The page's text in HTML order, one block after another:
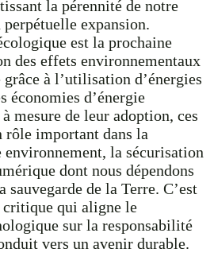
la pérennité de notre
expansion.
est la prochaine
des effets environnementaux
à l’utilisation d’énergies
économies d’énergie
mesure de leur adoption, ces
rôle important dans la
environnement, la sécurisation
dont nous dépendons
de la Terre. C’est
qui aligne le
sur la responsabilité
vers un avenir durable.